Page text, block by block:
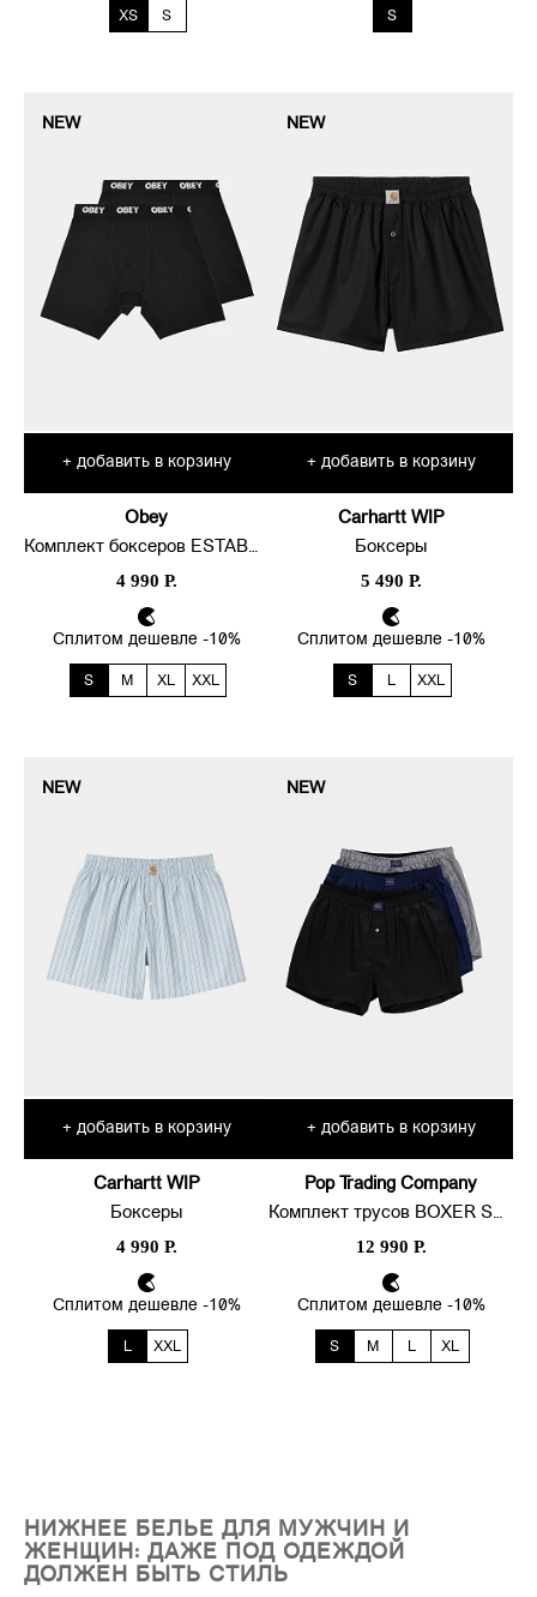
XS S S
NEW
+ добавить в корзину
Obey
Комплект боксеров ESTABLISHED WORK
4 990 Р.
Сплитом дешевле -10%
S M XL XXL
NEW
+ добавить в корзину
Carhartt WIP
Боксеры
5 490 Р.
Сплитом дешевле -10%
S L XXL
NEW
+ добавить в корзину
Carhartt WIP
Боксеры
4 990 Р.
Сплитом дешевле -10%
L XXL
NEW
+ добавить в корзину
Pop Trading Company
Комплект трусов BOXER SHORTS 3-PACK
12 990 Р.
Сплитом дешевле -10%
S M L XL
НИЖНЕЕ БЕЛЬЕ ДЛЯ МУЖЧИН И
ЖЕНЩИН: ДАЖЕ ПОД ОДЕЖДОЙ
ДОЛЖЕН БЫТЬ СТИЛЬ